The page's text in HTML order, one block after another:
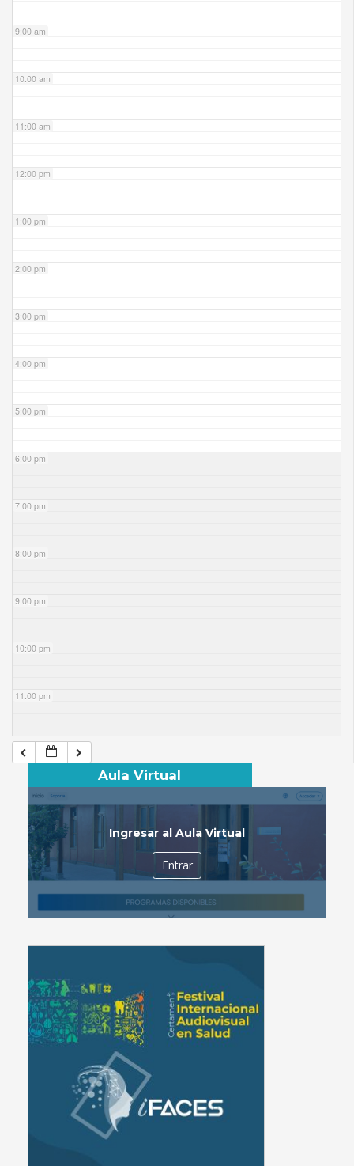
9:00 am
10:00 am
11:00 am
12:00 pm
1:00 pm
2:00 pm
3:00 pm
4:00 pm
5:00 pm
6:00 pm
7:00 pm
8:00 pm
9:00 pm
10:00 pm
11:00 pm
Aula Virtual
Ingresar al Aula Virtual
Entrar